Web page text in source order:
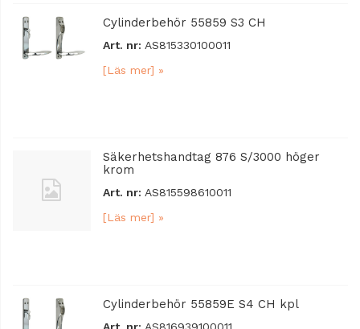
Cylinderbehör 55859 S3 CH
Art. nr: AS815330100011
[Läs mer] »
Säkerhetshandtag 876 S/3000 höger
krom
Art. nr: AS815598610011
[Läs mer] »
Cylinderbehör 55859E S4 CH kpl
Art. nr: AS816939100011